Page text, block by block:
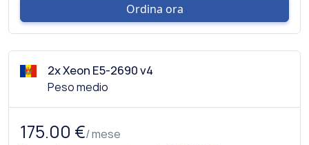
Ordina ora
2x Xeon E5-2690 v4
Peso medio
175.00 €/ mese